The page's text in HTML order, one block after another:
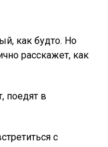
как будто. Но
расскажет, как
поедят в
с